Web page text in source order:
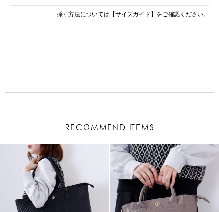
採寸方法については 【サイズガイド】 をご確認ください。
RECOMMEND ITEMS